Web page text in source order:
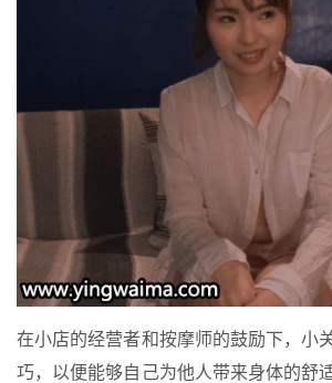
在小店的经营者和按摩师的鼓励下，小
巧，以便能够自己为他人带来身体的舒